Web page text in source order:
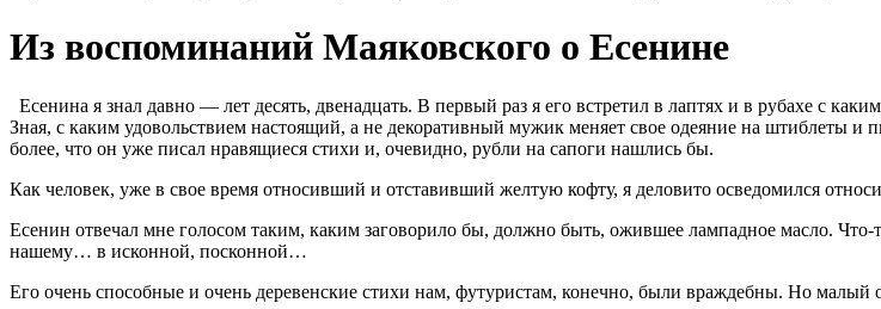
Из воспоминаний Маяковского о Есенине
Есенина я знал давно — лет десять, двенадцать. В первый раз я его встретил в лаптях и в рубахе с
Зная, с каким удовольствием настоящий, а не декоративный мужик меняет свое одеяние на штиблеты
более, что он уже писал нравящиеся стихи и, очевидно, рубли на сапоги нашлись бы.
Как человек, уже в свое время относивший и отставивший желтую кофту, я деловито осведомился
Есенин отвечал мне голосом таким, каким заговорило бы, должно быть, ожившее лампадное масло.
нашему… в исконной, посконной…
Его очень способные и очень деревенские стихи нам, футуристам, конечно, были враждебны. Но